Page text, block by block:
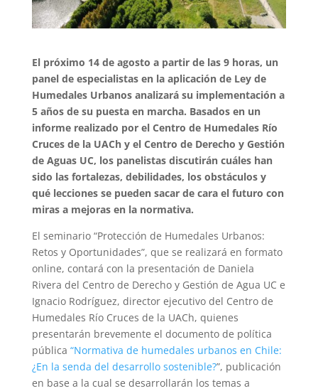
El próximo 14 de agosto a partir de las 9 horas, un
panel de especialistas en la aplicación de Ley de
Humedales Urbanos analizará su implementación a
5 años de su puesta en marcha. Basados en un
informe realizado por el Centro de Humedales Río
Cruces de la UACh y el Centro de Derecho y Gestión
de Aguas UC, los panelistas discutirán cuáles han
sido las fortalezas, debilidades, los obstáculos y
qué lecciones se pueden sacar de cara el futuro con
miras a mejoras en la normativa.
El seminario “Protección de Humedales Urbanos:
Retos y Oportunidades”, que se realizará en formato
online, contará con la presentación de Daniela
Rivera del Centro de Derecho y Gestión de Agua UC e
Ignacio Rodríguez, director ejecutivo del Centro de
Humedales Río Cruces de la UACh, quienes
presentarán brevemente el documento de política
pública “Normativa de humedales urbanos en Chile:
¿En la senda del desarrollo sostenible?”, publicación
en base a la cual se desarrollarán los temas a